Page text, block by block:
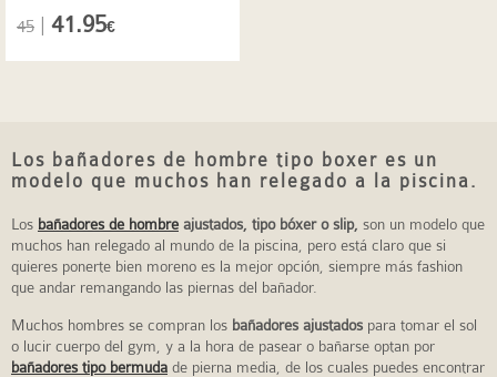
45 41.95€
Los bañadores de hombre tipo boxer es un
modelo que muchos han relegado a la piscina.
Los bañadores de hombre ajustados, tipo bóxer o slip, son un modelo que
muchos han relegado al mundo de la piscina, pero está claro que si
quieres ponerte bien moreno es la mejor opción, siempre más fashion
que andar remangando las piernas del bañador.
Muchos hombres se compran los bañadores ajustados para tomar el sol
o lucir cuerpo del gym, y a la hora de pasear o bañarse optan por
bañadores tipo bermuda de pierna media, de los cuales puedes encontrar